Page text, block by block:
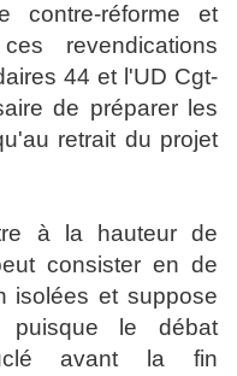
contre-réforme et
revendications
44 et l'UD Cgt-
de préparer les
retrait du projet
à la hauteur de
consister en de
isolées et suppose
puisque le débat
avant la fin